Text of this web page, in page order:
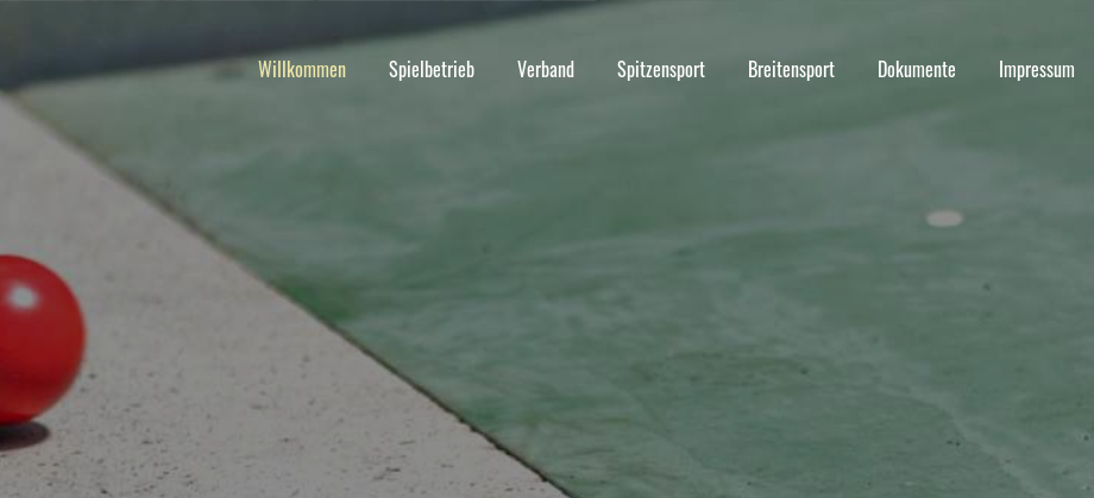
Willkommen Spielbetrieb Verband Spitzensport Breitensport Dokumente Impressum